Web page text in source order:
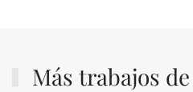
Más trabajos